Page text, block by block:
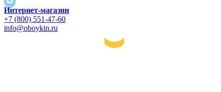
Интернет-магазин
+7 (800) 551-47-60
info@oboykin.ru